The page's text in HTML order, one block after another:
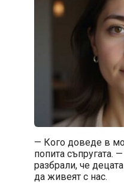
— Кого доведе в
попита съпругата.
разбрали, че
да живеят с нас.